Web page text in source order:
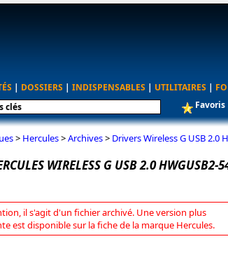
| DOSSIERS | INDISPENSABLES | UTILITAIRES |
Favoris
> Hercules>Archives> Drivers Wireless G USB 2.0
WIRELESS G USB 2.0 HWGUSB2-
il s'agit d'un fichier archivé. Une version plus
est disponible sur la fiche de la marque Hercules.